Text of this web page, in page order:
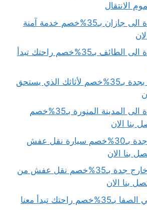
نقل عفش من جدة الى جازان بـ35%خصم خدمة آمنة
نقل عفش من جدة الى الطائف بـ35%خصم راحتك تبدأ
شركة تخزين اثاث بجدة بـ35%خصم لأثاثك الذي يستحق
نقل عفش من جدة الى المدينة المنورة بـ35%خصم
بنا الان
سيارة نقل عفش جدة بـ30%خصم سيارة نقل عفش
بنا الان
شركة نقل عفش خارج جدة بـ35%خصم نقل عفش من
بنا الان
نقل عفش جدة حي الصفا بـ35%خصم راحتك تبدأ معنا